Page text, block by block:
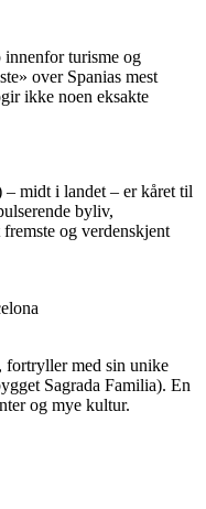
innenfor turisme og
over Spanias mest
ikke noen eksakte
– midt i landet – er kåret til
byliv,
og verdenskjent
fortryller med sin unike
Sagrada Familia). En
og mye kultur.